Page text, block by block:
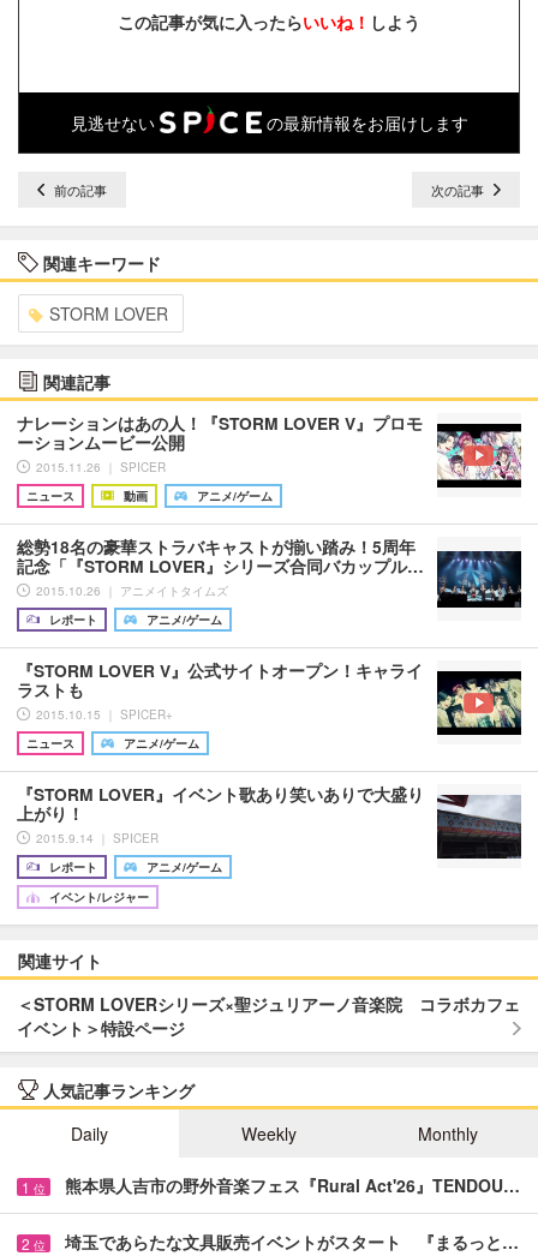
この記事が気に入ったらいいね！ しよう
見逃せない の最新情報をお届けします
前の記事 次の記事
関連キーワード
STORM LOVER
関連記事
ナレーションはあの人！『STORM LOVER V』プロモ
ーションムービー公開
2015.11.26 ｜ SPICER
ニュース
動画 アニメ/ゲーム
総勢18名の豪華ストラバキャストが揃い踏み！5周年
記念「『STORM LOVER』シリーズ合同バカップル…
2015.10.26 ｜ アニメイトタイムズ
レポート
アニメ/ゲーム
『STORM LOVER V』公式サイトオープン！キャライ
ラストも
2015.10.15 ｜ SPICER+
ニュース
アニメ/ゲーム
『STORM LOVER』イベント歌あり笑いありで大盛り
上がり！
2015.9.14 ｜ SPICER
レポート
アニメ/ゲーム
イベント/レジャー
関連サイト
＜STORM LOVERシリーズ×聖ジュリアーノ音楽院 コラボカフェ
イベント＞特設ページ
人気記事ランキング
Daily
Weekly Monthly
1 位 熊本県人吉市の野外音楽フェス『Rural Act'26』TENDOU…
2 位 埼玉であらたな文具販売イベントがスタート 『まるっと…